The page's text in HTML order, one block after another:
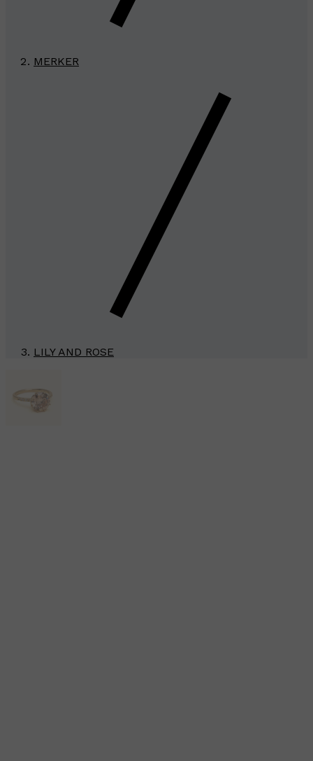
MERKER
LILY AND ROSE